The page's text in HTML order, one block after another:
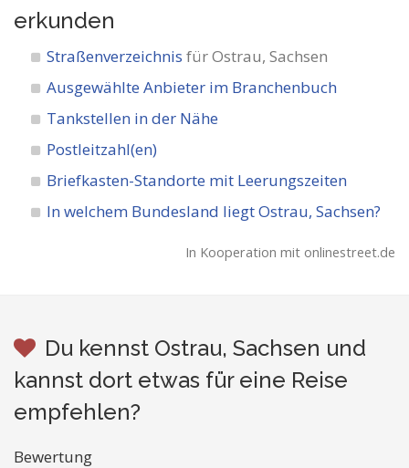
erkunden
Straßenverzeichnis für Ostrau, Sachsen
Ausgewählte Anbieter im Branchenbuch
Tankstellen in der Nähe
Postleitzahl(en)
Briefkasten-Standorte mit Leerungszeiten
In welchem Bundesland liegt Ostrau, Sachsen?
In Kooperation mit onlinestreet.de
Du kennst Ostrau, Sachsen und
kannst dort etwas für eine Reise
empfehlen?
Bewertung